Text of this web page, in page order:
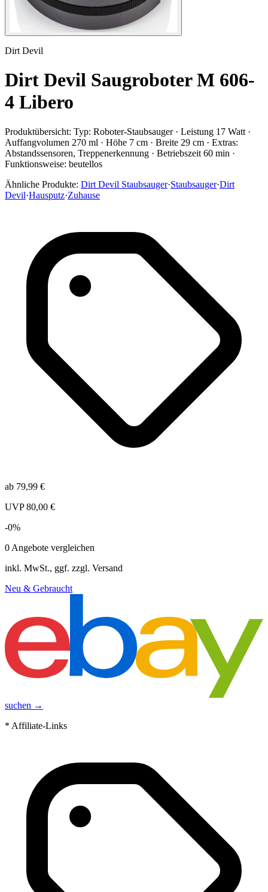
Dirt Devil
Dirt Devil Saugroboter M 606-
4 Libero
Produktübersicht: Typ: Roboter-Staubsauger · Leistung 17 Watt ·
Auffangvolumen 270 ml · Höhe 7 cm · Breite 29 cm · Extras:
Abstandssensoren, Treppenerkennung · Betriebszeit 60 min ·
Funktionsweise: beutellos
Ähnliche Produkte: Dirt Devil Staubsauger·Staubsauger·Dirt
Devil·Hausputz·Zuhause
ab 79,99 €
UVP80,00 €
-0%
0 Angebote vergleichen
inkl. MwSt., ggf. zzgl. Versand
Neu & Gebraucht
suchen →
* Affiliate-Links